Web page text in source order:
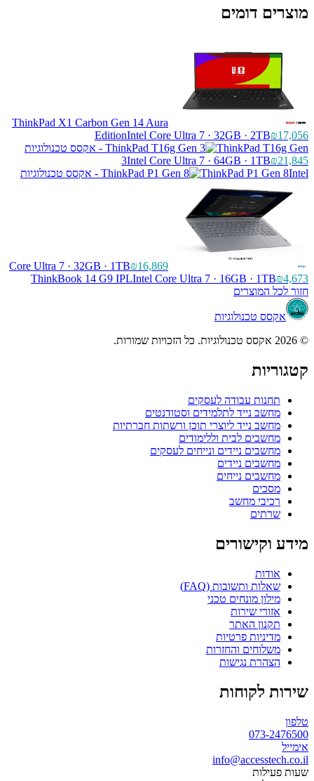
מוצרים דומים
ThinkPad X1 Carbon Gen 14 Aura
EditionIntel Core Ultra 7 · 32GB · 2TB₪17,056
ThinkPad T16g Gen
3Intel Core Ultra 7 · 64GB · 1TB₪21,845
ThinkPad P1 Gen 8Intel
Core Ultra 7 · 32GB · 1TB₪16,869
ThinkBook 14 G9 IPLIntel Core Ultra 7 · 16GB · 1TB₪4,673
חזור לכל המוצרים
אקסס טכנולוגיות
© 2026 אקסס טכנולוגיות. כל הזכויות שמורות.
קטגוריות
תחנות עבודה לעסקים
מחשב נייד לתלמידים וסטודנטים
מחשב נייד ליוצרי תוכן ורשתות חברתיות
מחשבים לבית וללימודים
מחשבים ניידים ונייחים לעסקים
מחשבים ניידים
מחשבים נייחים
מסכים
רכיבי מחשב
שרתים
מידע וקישורים
אודות
שאלות ותשובות (FAQ)
מילון מונחים טכני
אזורי שירות
תקנון האתר
מדיניות פרטיות
משלוחים והחזרות
הצהרת נגישות
שירות לקוחות
טלפון
073-2476500
אימייל
info@accesstech.co.il
שעות פעילות